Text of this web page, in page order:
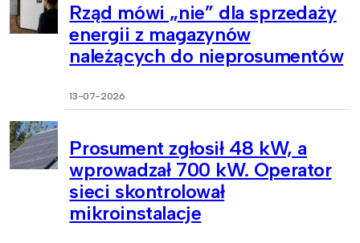
Rząd mówi „nie” dla sprzedaży
energii z magazynów
należących do nieprosumentów
13-07-2026
Prosument zgłosił 48 kW, a
wprowadzał 700 kW. Operator
sieci skontrolował
mikroinstalacje